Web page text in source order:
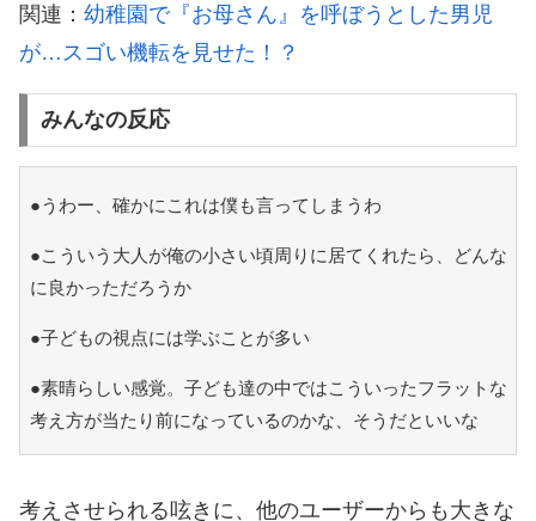
関連： 幼稚園で『お母さん』を呼ぼうとした男児
が…スゴい機転を見せた！？
みんなの反応
●うわー、確かにこれは僕も言ってしまうわ
●こういう大人が俺の小さい頃周りに居てくれたら、どんな
に良かっただろうか
●子どもの視点には学ぶことが多い
●素晴らしい感覚。子ども達の中ではこういったフラットな
考え方が当たり前になっているのかな、そうだといいな
考えさせられる呟きに、他のユーザーからも大きな